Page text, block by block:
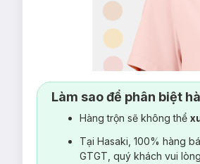
Làm sao để phân biệt
Hàng trộn sẽ không thể
Tại Hasaki, 100% hàng
GTGT, quý khách vui